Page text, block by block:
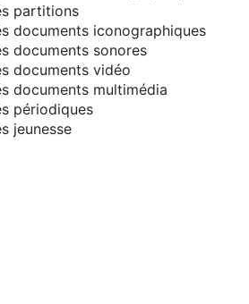
partitions
documents iconographiques
documents sonores
documents vidéo
documents multimédia
périodiques
jeunesse